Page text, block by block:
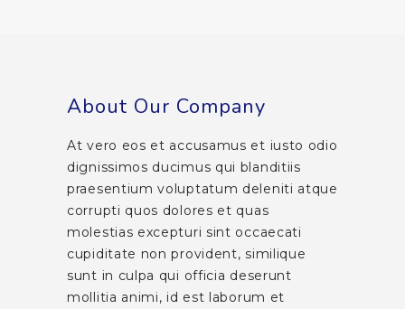
About Our Company
At vero eos et accusamus et iusto odio
dignissimos ducimus qui blanditiis
praesentium voluptatum deleniti atque
corrupti quos dolores et quas
molestias excepturi sint occaecati
cupiditate non provident, similique
sunt in culpa qui officia deserunt
mollitia animi, id est laborum et